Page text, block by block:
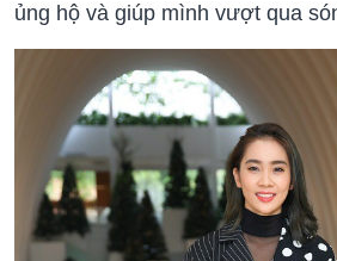
ủng hộ và giúp mình vượt qua